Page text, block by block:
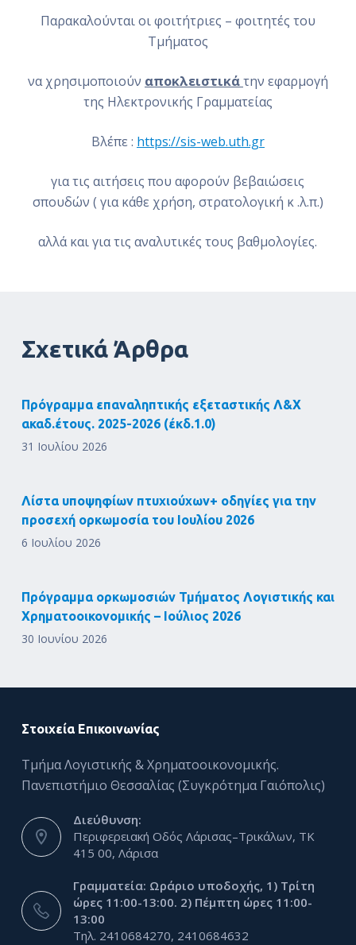
Παρακαλούνται οι φοιτήτριες – φοιτητές του
Tμήματος
να χρησιμοποιούν αποκλειστικάτην εφαρμογή
της Ηλεκτρονικής Γραμματείας
Βλέπε : https://sis-web.uth.gr
για τις αιτήσεις που αφορούν βεβαιώσεις
σπουδών ( για κάθε χρήση, στρατολογική κ .λ.π.)
αλλά και για τις αναλυτικές τους βαθμολογίες.
Σχετικά Άρθρα
Πρόγραμμα επαναληπτικής εξεταστικής Λ&Χ
ακαδ.έτους. 2025-2026 (έκδ.1.0)
31 Ιουλίου 2026
Λίστα υποψηφίων πτυχιούχων+ οδηγίες για την
προσεχή ορκωμοσία του Ιουλίου 2026
6 Ιουλίου 2026
Πρόγραμμα ορκωμοσιών Τμήματος Λογιστικής και
Χρηματοοικονομικής – Ιούλιος 2026
30 Ιουνίου 2026
Στοιχεία Επικοινωνίας
Τμήμα Λογιστικής & Χρηματοοικονομικής.
Πανεπιστήμιο Θεσσαλίας (Συγκρότημα Γαιόπολις)
Διεύθυνση:
Περιφερειακή Οδός Λάρισας–Τρικάλων, ΤΚ
415 00, Λάρισα
Γραμματεία: Ωράριο υποδοχής, 1) Τρίτη
ώρες 11:00-13:00. 2) Πέμπτη ώρες 11:00-
13:00
Τηλ. 2410684270, 2410684632